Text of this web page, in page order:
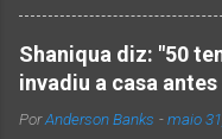
espécie
anos
Urbano",
Como de
Shaniqua diz: "50
invadiu a casa
PorAnderson Banks -maio